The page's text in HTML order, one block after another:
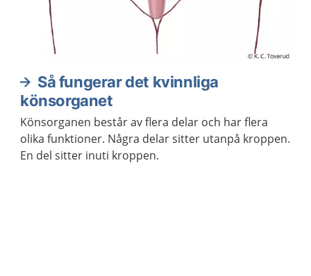
Så fungerar det kvinnliga
könsorganet
Könsorganen består av flera delar och har flera
olika funktioner. Några delar sitter utanpå kroppen.
En del sitter inuti kroppen.